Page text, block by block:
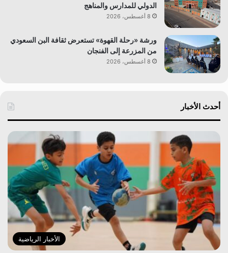
الدولي للمدارس والمناهج
8 أغسطس، 2026
ورشة «رحلة القهوة» تستعرض ثقافة البن السعودي
من المزرعة إلى الفنجان
8 أغسطس، 2026
أحدث الأخبار
الأخبار الرياضية